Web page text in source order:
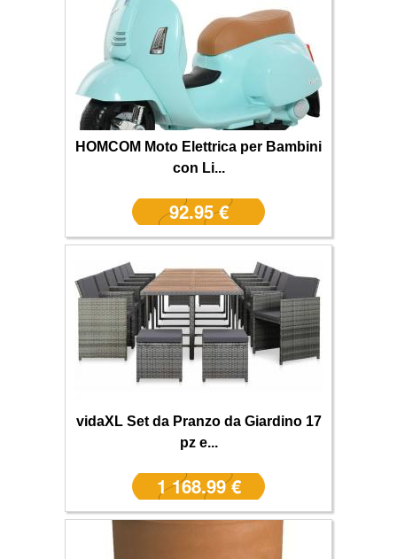
HOMCOM Moto Elettrica per Bambini
con Li...
92.95 €
vidaXL Set da Pranzo da Giardino 17
pz e...
1 168.99 €